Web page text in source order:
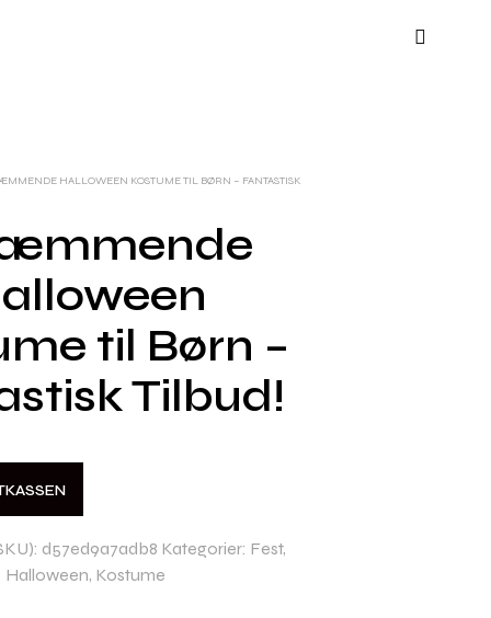
HALLOWEEN KOSTUME TIL BØRN – FANTASTISK
til Børn –
Tilbud!
d57ed9a7adb8 Kategorier: Fest,
Halloween, Kostume